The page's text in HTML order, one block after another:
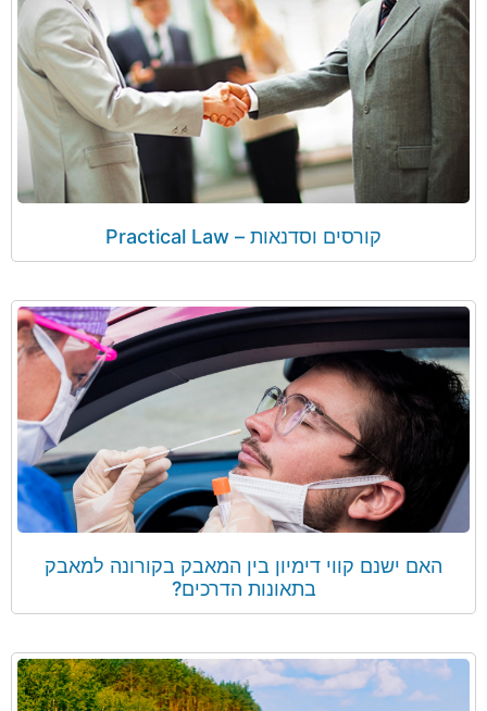
קורסים וסדנאות – Practical Law
האם ישנם קווי דימיון בין המאבק בקורונה למאבק
בתאונות הדרכים?